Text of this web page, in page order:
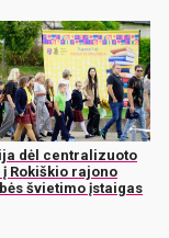
dėl centralizuoto
Rokiškio rajono
švietimo įstaigas